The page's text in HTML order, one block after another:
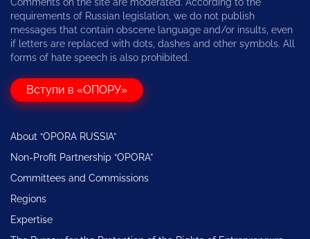
requirements of Russian legislation, we do not publish
messages that contain obscene language and/or insults, even
if letters are replaced with dots, dashes and other symbols. All
forms of hate speech is also prohibited.
Вступи в «ОПОРУ»
About “OPORA RUSSIA”
Non-Profit Partnership “OPORA”
Committees and Commissions
Regions
Expertise